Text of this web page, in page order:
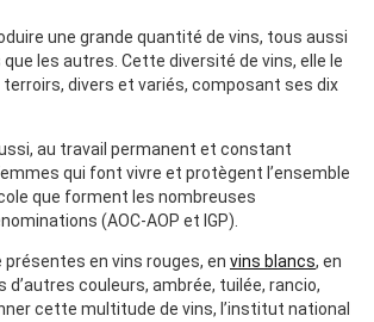
une grande quantité de vins, tous aussi
les autres. Cette diversité de vins, elle le
divers et variés, composant ses dix
au travail permanent et constant
qui font vivre et protègent l’ensemble
que forment les nombreuses
(AOC-AOP et IGP).
présentes en vins rouges, en vins blancs, en
d’autres couleurs, ambrée, tuilée, rancio,
cette multitude de vins, l’institut national